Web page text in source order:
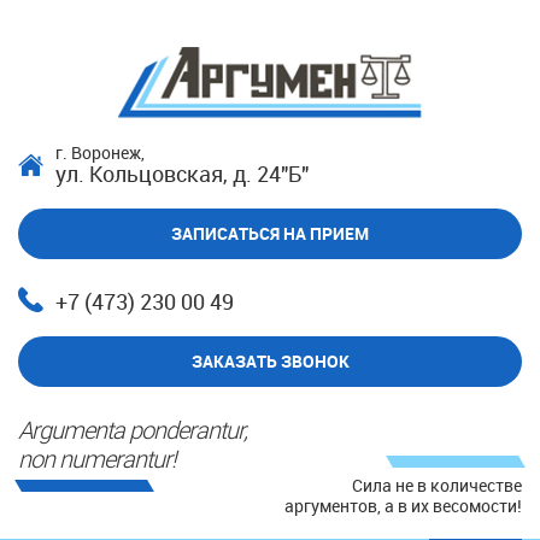
г. Воронеж,
ул. Кольцовская, д. 24"Б"
ЗАПИСАТЬСЯ НА ПРИЕМ
+7 (473) 230 00 49
ЗАКАЗАТЬ ЗВОНОК
Argumenta ponderantur,
non numerantur!
Сила не в количестве
аргументов, а в их весомости!